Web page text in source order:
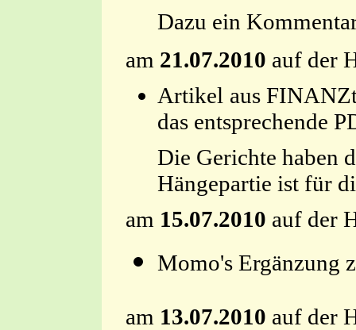
Dazu ein
am 21.07.2010 auf der
Artikel aus
das
Die Gerichte haben
Hängepartie ist für
am 15.07.2010 auf der
Momo's
am 13.07.2010 auf der